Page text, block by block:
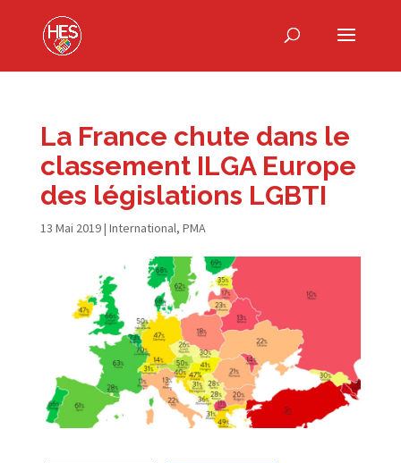
La France chute dans le
classement ILGA Europe
des législations LGBTI
13 Mai 2019| International, PMA